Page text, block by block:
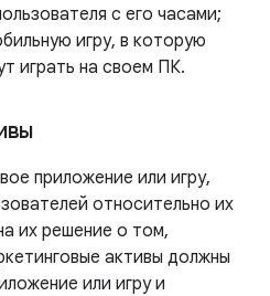
с его часами;
игру, в которую
играть на своем ПК.
приложение или игру,
относительно их
их решение о том,
активы должны
или игру и